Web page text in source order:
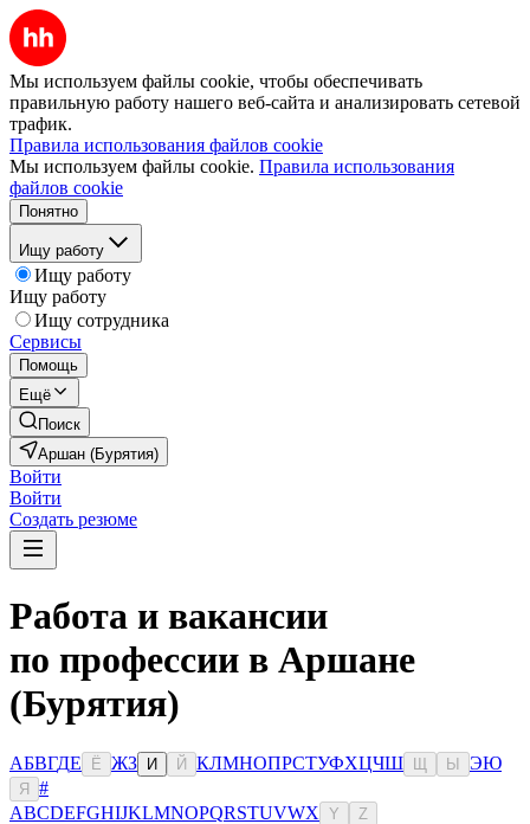
Мы используем файлы cookie, чтобы обеспечивать
правильную работу нашего веб-сайта и анализировать сетевой
трафик.
Правила использования файлов cookie
Мы используем файлы cookie. Правила использования
файлов cookie
Понятно
Ищу работу
Ищу работу
Ищу работу
Ищу сотрудника
Сервисы
Помощь
Ещё
Поиск
Аршан (Бурятия)
Войти
Войти
Создать резюме
Работа и вакансии
по профессии в Аршане
(Бурятия)
АБВГДЕ Ё ЖЗ И Й КЛМНОПРСТУФХЦЧШ Ы ЭЮ
Я
#
ABCDEFGHIJKLMNOPQRSTUVWX Y Z